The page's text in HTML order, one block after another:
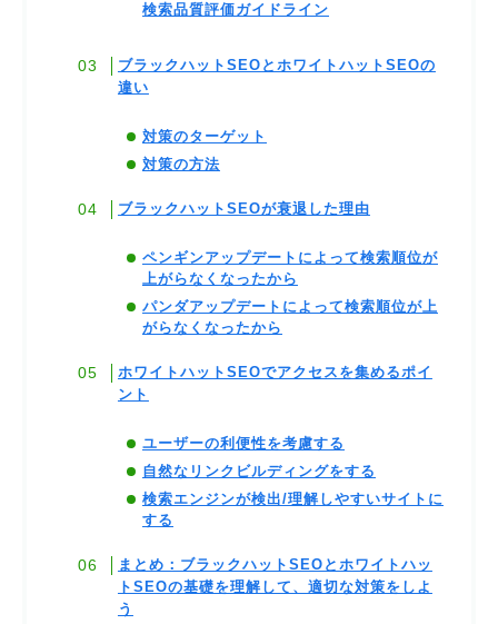
検索品質評価ガイドライン
ブラックハットSEOとホワイトハットSEOの
違い
対策のターゲット
対策の方法
ブラックハットSEOが衰退した理由
ペンギンアップデートによって検索順位が
上がらなくなったから
パンダアップデートによって検索順位が上
がらなくなったから
ホワイトハットSEOでアクセスを集めるポイ
ント
ユーザーの利便性を考慮する
自然なリンクビルディングをする
検索エンジンが検出/理解しやすいサイトに
する
まとめ：ブラックハットSEOとホワイトハッ
トSEOの基礎を理解して、適切な対策をしよ
う